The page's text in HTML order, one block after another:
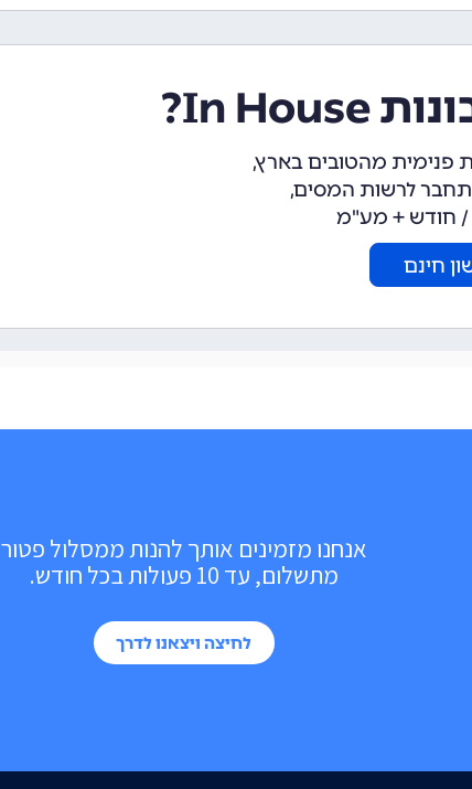
אנחנו מזמינים אותך להנות ממסלול פטור
מתשלום, עד 10 פעולות בכל חודש.
לחיצה ויצאנו לדרך